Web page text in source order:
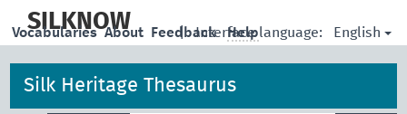
main
SILKNOW | Interface language: English
Vocabularies About Feedback Help
Silk Heritage Thesaurus